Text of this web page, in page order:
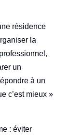
résidence
la
un
à un
c’est mieux »
: éviter